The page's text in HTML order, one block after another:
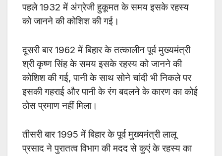
पहले 1932 में अंग्रेजी हुकूमत के समय इसके रहस्य
को जानने की कोशिश की गई।
दूसरी बार 1962 में बिहार के तत्कालीन पूर्व मुख्यमंत्री
श्री कृष्ण सिंह के समय इसके रहस्य को जानने की
कोशिश की गई, पानी के साथ सोने चांदी भी निकले पर
इसकी गहराई और पानी के रंग बदलने के कारण का कोई
ठोस प्रमाण नहीं मिला।
तीसरी बार 1995 में बिहार के पूर्व मुख्यमंत्री लालू
प्रसाद ने पुरातत्व विभाग की मदद से कुएं के रहस्य का